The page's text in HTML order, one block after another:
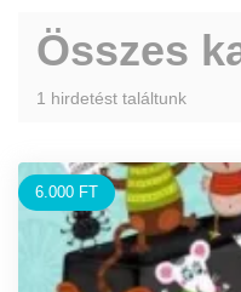
Összes
1 hirdetést találtunk
6.000 FT